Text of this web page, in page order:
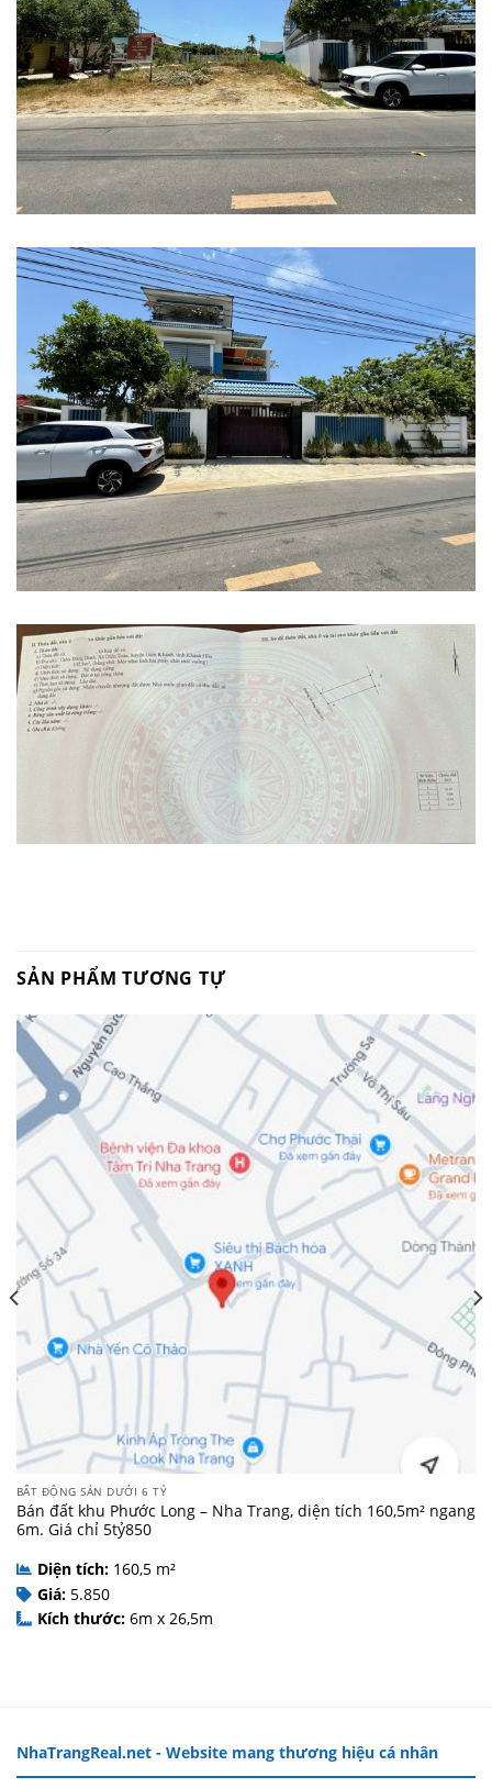
SẢN PHẨM TƯƠNG TỰ
BẤT ĐỘNG SẢN DƯỚI 6 TỶ
Bán đất khu Phước Long – Nha Trang, diện tích 160,5m² ngang
6m. Giá chỉ 5tỷ850
Diện tích: 160,5 m²
Giá: 5.850
Kích thước: 6m x 26,5m
NhaTrangReal.net - Website mang thương hiệu cá nhân